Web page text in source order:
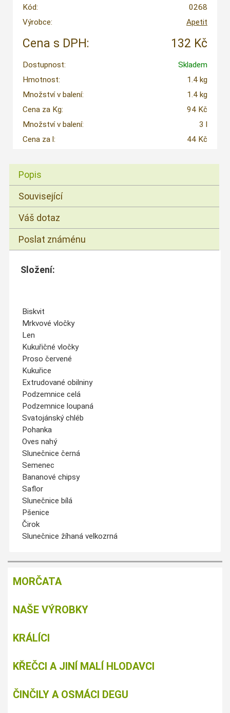
Kód:
0268
Výrobce:
Apetit
Cena s DPH: 132 Kč
Dostupnost:
Skladem
Hmotnost:
1.4 kg
Množství v balení:
1.4 kg
Cena za Kg:
94 Kč
Množství v balení:
3 l
Cena za l:
44 Kč
Popis
Související
Váš dotaz
Poslat známénu
Složení:
Biskvit
Mrkvové vločky
Len
Kukuřičné vločky
Proso červené
Kukuřice
Extrudované obilniny
Podzemnice celá
Podzemnice loupaná
Svatojánský chléb
Pohanka
Oves nahý
Slunečnice černá
Semenec
Bananové chipsy
Saflor
Slunečnice bílá
Pšenice
Čirok
Slunečnice žíhaná velkozrná
MORČATA
NAŠE VÝROBKY
KRÁLÍCI
KŘEČCI A JINÍ MALÍ HLODAVCI
ČINČILY A OSMÁCI DEGU